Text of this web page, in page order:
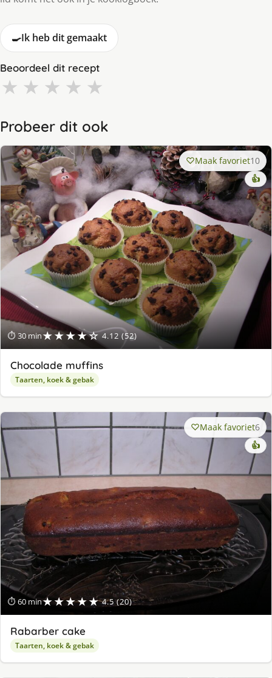
🍳Ik heb dit gemaakt
Beoordeel dit recept
★ ★ ★ ★ ★
Probeer dit ook
⏱ 30 min★★★★☆ 4.12 (52)
Maak favoriet10
👍
Chocolade muffins
Taarten, koek & gebak
⏱ 60 min★★★★★ 4.5 (20)
Maak favoriet6
👍
Rabarber cake
Taarten, koek & gebak